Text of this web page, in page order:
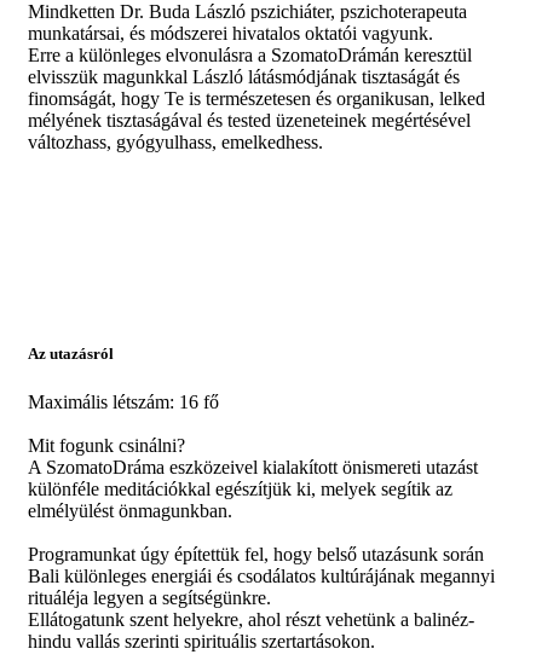
Mindketten Dr. Buda László pszichiáter, pszichoterapeuta
munkatársai, és módszerei hivatalos oktatói vagyunk.
Erre a különleges elvonulásra a SzomatoDrámán keresztül
elvisszük magunkkal László látásmódjának tisztaságát és
finomságát, hogy Te is természetesen és organikusan, lelked
mélyének tisztaságával és tested üzeneteinek megértésével
változhass, gyógyulhass, emelkedhess.
Az utazásról
Maximális létszám: 16 fő
Mit fogunk csinálni?
A SzomatoDráma eszközeivel kialakított önismereti utazást
különféle meditációkkal egészítjük ki, melyek segítik az
elmélyülést önmagunkban.
Programunkat úgy építettük fel, hogy belső utazásunk során
Bali különleges energiái és csodálatos kultúrájának megannyi
rituáléja legyen a segítségünkre.
Ellátogatunk szent helyekre, ahol részt vehetünk a balinéz-
hindu vallás szerinti spirituális szertartásokon.